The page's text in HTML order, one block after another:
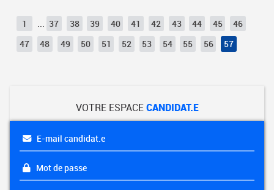
1 37 38 39 40 41 42 43 44 45
46
47
48 49 50 51 52 53 54 55 56 57
VOTRE ESPACECANDIDAT.E
E-mail candidat.e
Mot de passe